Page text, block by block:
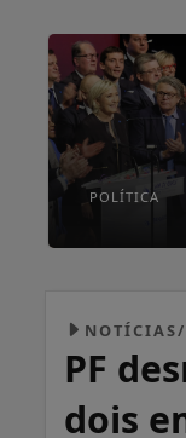
POLÍTICA
PF
dois